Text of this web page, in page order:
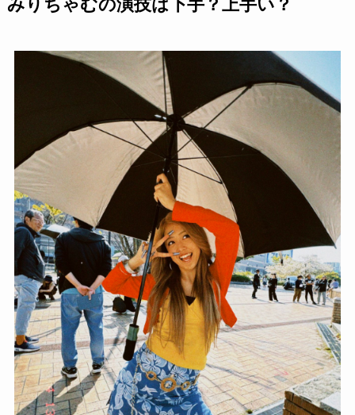
みりちゃむの演技は下手？上手い？